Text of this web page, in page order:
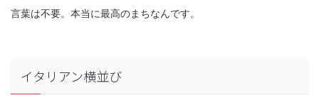
言葉は不要。本当に最高のまちなんです。
イタリアン横並び